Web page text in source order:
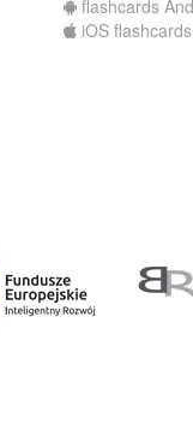
flashcards
iOS flashcards